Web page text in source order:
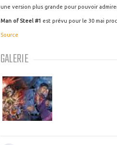
une version plus grande pour pouvoir
Man of Steel #1 est prévu pour le 30 mai
Source
GALERIE